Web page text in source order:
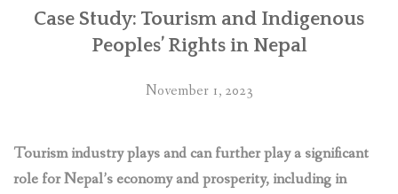
over
UN
experts”
Case Study: Tourism and Indigenous
Peoples’ Rights in Nepal
November 1, 2023
Tourism industry plays and can further play a significant
role for Nepal’s economy and prosperity, including in